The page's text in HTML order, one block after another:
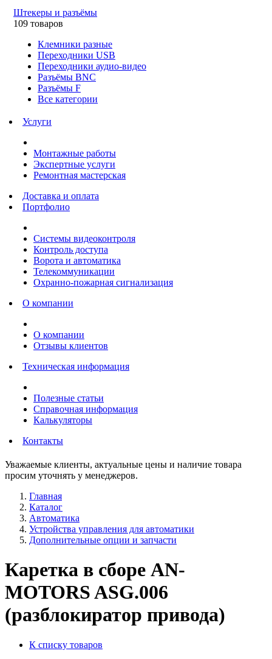
Штекеры и разъёмы
109 товаров
Клемники разные
Переходники USB
Переходники аудио-видео
Разъёмы BNC
Разъёмы F
Все категории
Услуги
Монтажные работы
Экспертные услуги
Ремонтная мастерская
Доставка и оплата
Портфолио
Системы видеоконтроля
Контроль доступа
Ворота и автоматика
Телекоммуникации
Охранно-пожарная сигнализация
О компании
О компании
Отзывы клиентов
Техническая информация
Полезные статьи
Справочная информация
Калькуляторы
Контакты
Уважаемые клиенты, актуальные цены и наличие товара
просим уточнять у менеджеров.
Главная
Каталог
Автоматика
Устройства управления для автоматики
Дополнительные опции и запчасти
Каретка в сборе AN-
MOTORS ASG.006
(разблокиратор привода)
К списку товаров